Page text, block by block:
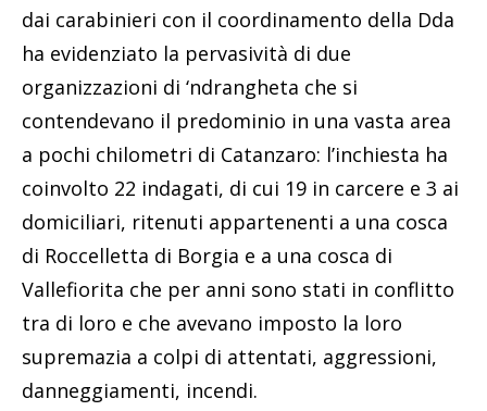
dai carabinieri con il coordinamento della Dda
ha evidenziato la pervasività di due
organizzazioni di ‘ndrangheta che si
contendevano il predominio in una vasta area
a pochi chilometri di Catanzaro: l’inchiesta ha
coinvolto 22 indagati, di cui 19 in carcere e 3 ai
domiciliari, ritenuti appartenenti a una cosca
di Roccelletta di Borgia e a una cosca di
Vallefiorita che per anni sono stati in conflitto
tra di loro e che avevano imposto la loro
supremazia a colpi di attentati, aggressioni,
danneggiamenti, incendi.